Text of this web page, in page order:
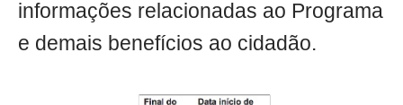
informações relacionadas ao Programa
e demais benefícios ao cidadão.